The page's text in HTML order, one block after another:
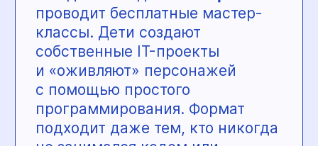
Ясли-сад «Маленькая
страна»— пространство заботы
и развития для малышей от 1
до 3 лет в ЖК «Гулливер». Здесь
ребёнок мягко адаптируется
к детскому саду, учится
общаться, играть и делать
первые шаги
к самостоятельности